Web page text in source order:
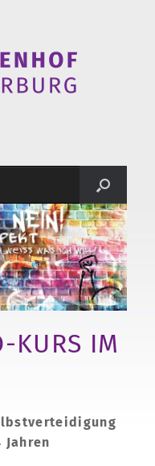
KURS IM